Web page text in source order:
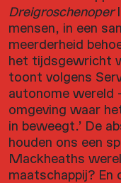
Dreigroschenoper
mensen, in een
meerderheid
het tijdsgewricht
toont volgens
autonome wereld
omgeving waar
in beweegt.’ De
houden ons een
Mackheaths
maatschappij? En